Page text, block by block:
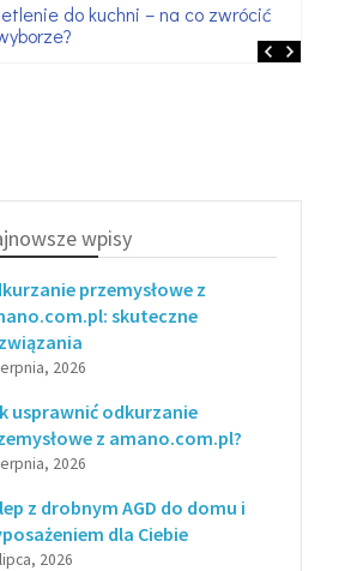
do kuchni – na co zwrócić
wpisy
przemysłowe z
skuteczne
2026
usprawnić odkurzanie
z amano.com.pl?
2026
z drobnym AGD do domu i
dla Ciebie
2026